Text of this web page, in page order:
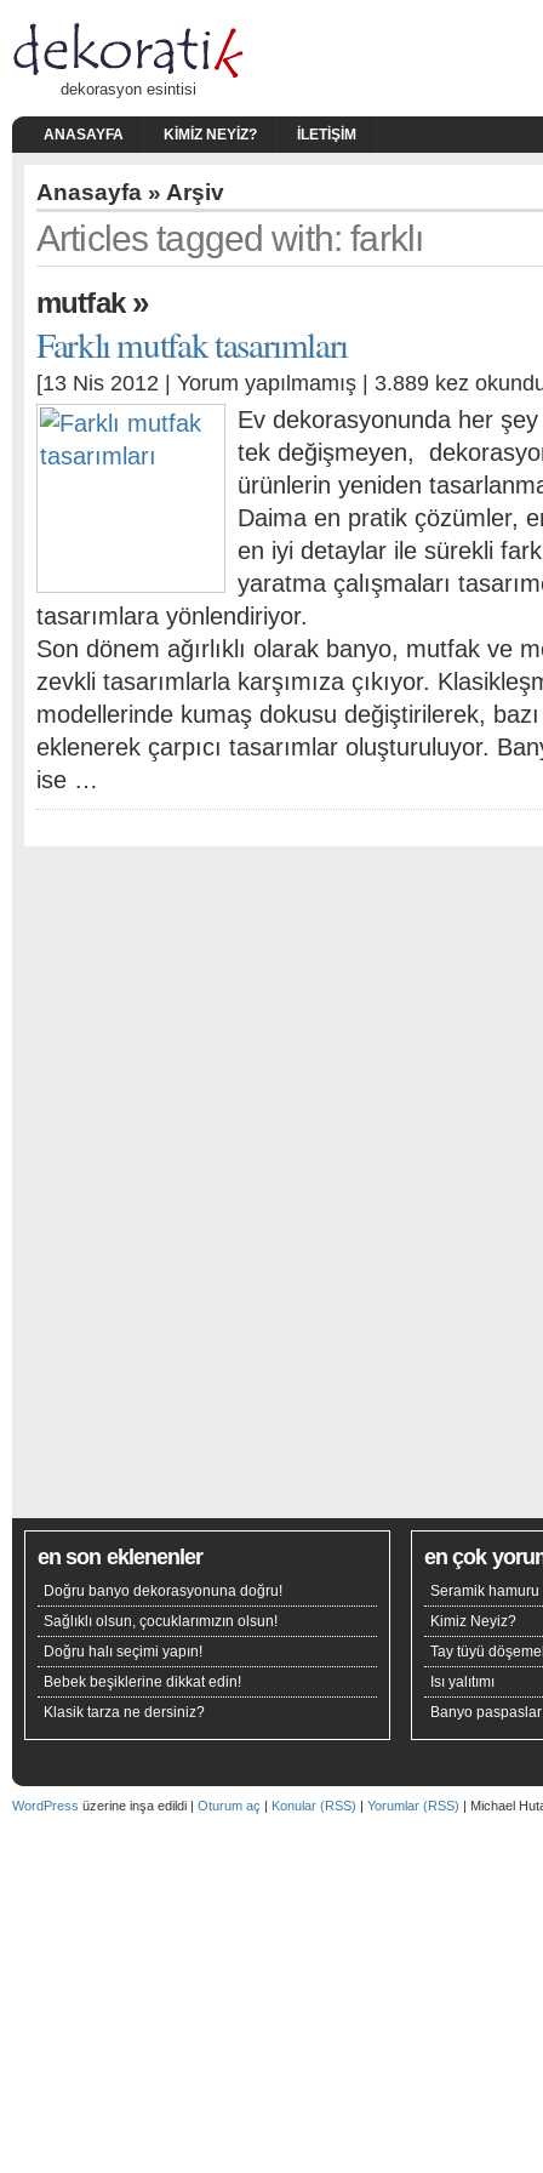
dekorasyon esintisi
ANASAYFA KIMIZ NEYIZ? İLETIŞIM
Anasayfa » Arşiv
Articles tagged with: farklı
mutfak»
Farklı mutfak tasarımları
[13 Nis 2012 | Yorum yapılmamış | 3.889 kez
Ev dekorasyonunda her
tek değişmeyen,
ürünlerin yeniden
Daima en pratik çözümler,
en iyi detaylar ile sürekli
yaratma çalışmaları
tasarımlara yönlendiriyor.
Son dönem ağırlıklı olarak banyo, mutfak ve
zevkli tasarımlarla karşımıza çıkıyor.
modellerinde kumaş dokusu değiştirilerek,
eklenerek çarpıcı tasarımlar oluşturuluyor.
ise …
en son eklenenler
Doğru banyo dekorasyonuna doğru!
Sağlıklı olsun, çocuklarımızın olsun!
Doğru halı seçimi yapın!
Bebek beşiklerine dikkat edin!
Klasik tarza ne dersiniz?
en çok
Seramik hamuru
Kimiz Neyiz?
Tay tüyü
Isı yalıtımı
Banyo
WordPress üzerine inşa edildi | Oturum aç | Konular (RSS) | Yorumlar (RSS) | Michael